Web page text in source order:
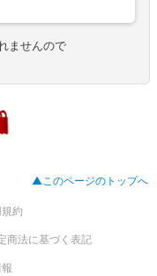
ませんので
▲このページのトップへ
約
商法に基づく表記